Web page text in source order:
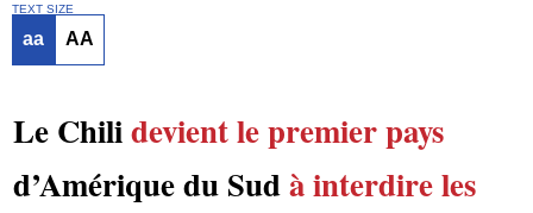
TEXT SIZE
aa AA
Le Chilidevient le premier pays
d’Amérique du Sudà interdireles